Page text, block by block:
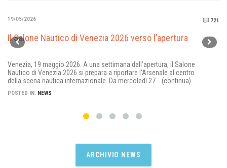
19/05/2026 721
Il Salone Nautico di Venezia 2026 verso l’apertura
Venezia, 19 maggio 2026. A una settimana dall’apertura, il Salone
Nautico di Venezia 2026 si prepara a riportare l’Arsenale al centro
della scena nautica internazionale. Da mercoledì 27 ...(continua)...
POSTED IN: NEWS
ARCHIVIO NEWS